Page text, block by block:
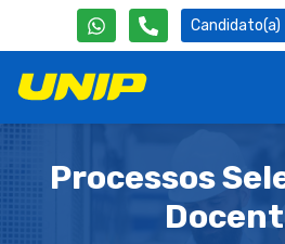
Candidato(a)
Processos